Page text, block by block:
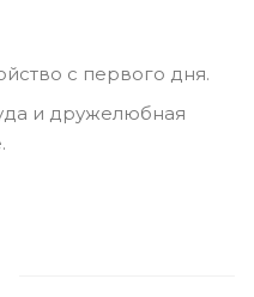
с первого дня.
и дружелюбная